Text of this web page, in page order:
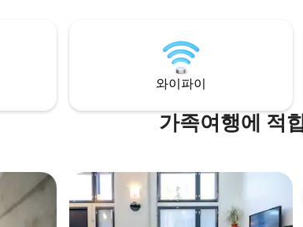
이불과 베개는 요금에 포함됩니다. 저희 온
수 욕조는 5월부터 9월까지 이용 가능합니
까지 25km, 포르보까지 20km.
와이파이
가족여행에 적